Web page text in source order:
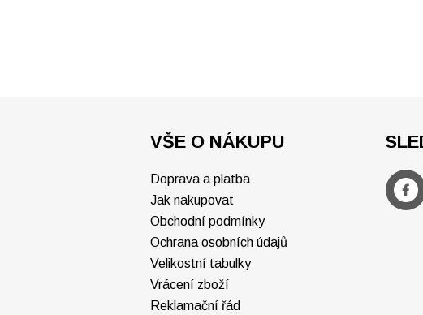
VŠE O NÁKUPU
Doprava a platba
Jak nakupovat
Obchodní podmínky
Ochrana osobních údajů
Velikostní tabulky
Vrácení zboží
Reklamační řád